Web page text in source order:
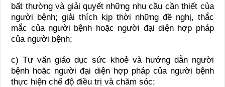
bất thường và giải quyết những nhu cầu cần thiết của
người bệnh; giải thích kịp thời những đề nghị, thắc
mắc của người bệnh hoặc người đại diện hợp pháp
của người bệnh;
c) Tư vấn giáo dục sức khoẻ và hướng dẫn người
bệnh hoặc người đại diện hợp pháp của người bệnh
thực hiện chế độ điều trị và chăm sóc;